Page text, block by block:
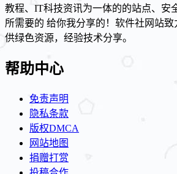
教程、IT科技资讯为一体的的站点、安
所需要的 给你我分享的！软件社网站
供绿色资源，经验技术分享。
帮助中心
免责声明
隐私条款
版权DMCA
网站地图
捐赠打赏